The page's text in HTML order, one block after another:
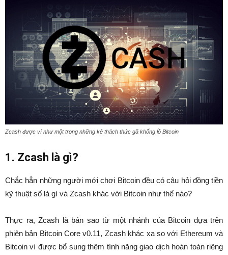
Zcash được ví như một trong những kẻ thách thức gã khổng lồ Bitcoin
1. Zcash là gì?
Chắc hẳn những người mới chơi Bitcoin đều có câu hỏi đồng tiền
kỹ thuật số là gì và Zcash khác với Bitcoin như thế nào?
Thực ra, Zcash là bản sao từ một nhánh của Bitcoin dựa trên
phiên bản Bitcoin Core v0.11, Zcash khác xa so với Ethereum và
Bitcoin vì được bổ sung thêm tính năng giao dịch hoàn toàn riêng